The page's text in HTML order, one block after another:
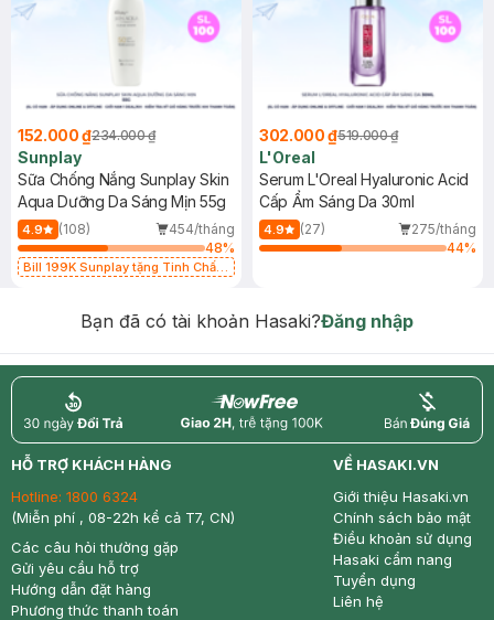
152.000 ₫234.000 ₫
Sunplay
Sữa Chống Nắng Sunplay Skin
Aqua Dưỡng Da Sáng Mịn 55g
4.9 (108)
454/tháng
48%
Bill 199K Sunplay tặng Tinh Chất
302.000 ₫519.000 ₫
L'Oreal
Serum L'Oreal Hyaluronic Acid
Cấp Ẩm Sáng Da 30ml
4.9 (27)
275/tháng
44%
Bạn đã có tài khoản Hasaki?Đăng nhập
return nowfree price
HỖ TRỢ KHÁCH HÀNG
Hotline: 1800 6324
(Miễn phí , 08-22h kể cả T7, CN)
Các câu hỏi thường gặp
Gửi yêu cầu hỗ trợ
Hướng dẫn đặt hàng
Phương thức thanh toán
VỀ HASAKI.VN
Giới thiệu Hasaki.vn
Chính sách bảo mật
Điều khoản sử dụng
Hasaki cẩm nang
Tuyển dụng
Liên hệ